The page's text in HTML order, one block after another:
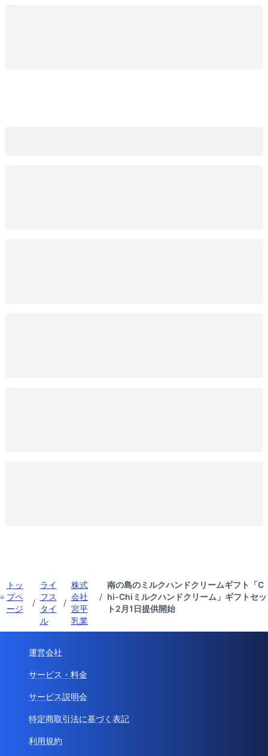
トッ
プペ
ージ
/
ライ
フス
タイ
ル
/
株式
会社
宮平
乳業
/
南の島のミルクハンドクリームギフト「C
hi-Chiミルクハンドクリーム」ギフトセッ
ト2月1日提供開始
運営会社
サービス・料金
サービス説明会
特定商取引法に基づく表記
利用規約